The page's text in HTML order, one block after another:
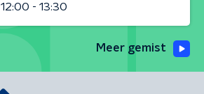
12:00 - 13:30
Meer gemist